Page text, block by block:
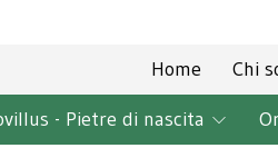
Home Chi
- Pietre di nascita